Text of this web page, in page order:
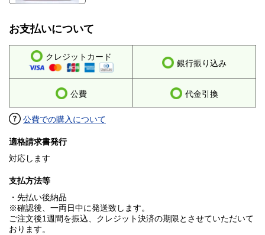
お支払いについて
クレジットカード
銀行振り込み
公費 代金引換
公費での購入について
適格請求書発行
対応します
支払方法等
・先払い後納品
※確認後、一両日中に発送致します。
ご注文後1週間を振込、クレジット決済の期限とさせていただいて
おります。